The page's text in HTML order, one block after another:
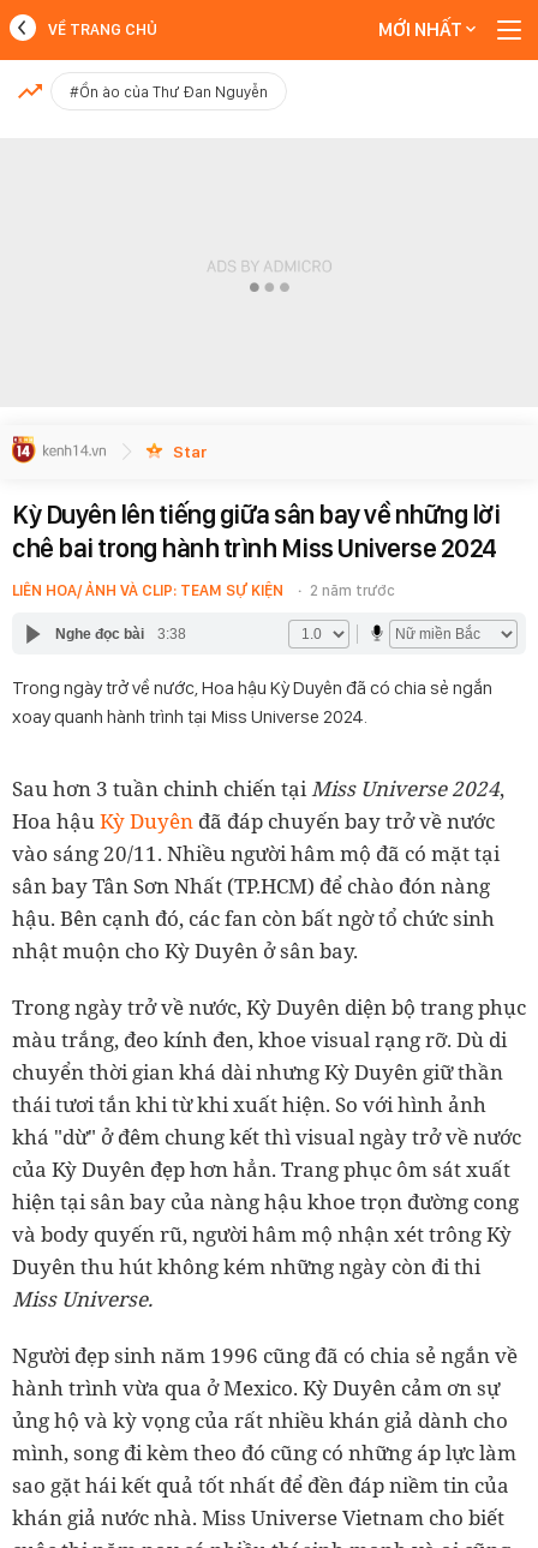
MỚI NHẤT
VỀ TRANG CHỦ MỚI NHẤT
#Ồn ào của Thư Đan Nguyễn
Star
Kỳ Duyên lên tiếng giữa sân bay về những lời
chê bai trong hành trình Miss Universe 2024
LIÊN HOA/ ẢNH VÀ CLIP: TEAM SỰ KIỆN 2 năm trước
Nghe đọc bài 3:38
Trong ngày trở về nước, Hoa hậu Kỳ Duyên đã có chia sẻ ngắn
xoay quanh hành trình tại Miss Universe 2024.
Sau hơn 3 tuần chinh chiến tạiMiss Universe 2024,
Hoa hậuKỳ Duyên đã đáp chuyến bay trở về nước
vào sáng 20/11. Nhiều người hâm mộ đã có mặt tại
sân bay Tân Sơn Nhất (TP.HCM) để chào đón nàng
hậu. Bên cạnh đó, các fan còn bất ngờ tổ chức sinh
nhật muộn cho Kỳ Duyên ở sân bay.
Trong ngày trở về nước, Kỳ Duyên diện bộ trang phục
màu trắng, đeo kính đen, khoe visual rạng rỡ. Dù di
chuyển thời gian khá dài nhưng Kỳ Duyên giữ thần
thái tươi tắn khi từ khi xuất hiện. So với hình ảnh
khá "dừ" ở đêm chung kết thì visual ngày trở về nước
của Kỳ Duyên đẹp hơn hẳn. Trang phục ôm sát xuất
hiện tại sân bay của nàng hậu khoe trọn đường cong
và body quyến rũ, người hâm mộ nhận xét trông Kỳ
Duyên thu hút không kém những ngày còn đi thi
Miss Universe.
Người đẹp sinh năm 1996 cũng đã có chia sẻ ngắn về
hành trình vừa qua ở Mexico. Kỳ Duyên cảm ơn sự
ủng hộ và kỳ vọng của rất nhiều khán giả dành cho
mình, song đi kèm theo đó cũng có những áp lực làm
sao gặt hái kết quả tốt nhất để đền đáp niềm tin của
khán giả nước nhà. Miss Universe Vietnam cho biết